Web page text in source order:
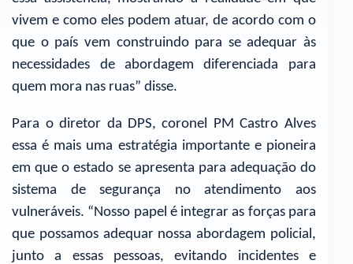
vivem e como eles podem atuar, de acordo com o
que o país vem construindo para se adequar às
necessidades de abordagem diferenciada para
quem mora nas ruas” disse.
Para o diretor da DPS, coronel PM Castro Alves
essa é mais uma estratégia importante e pioneira
em que o estado se apresenta para adequação do
sistema de segurança no atendimento aos
vulneráveis. “Nosso papel é integrar as forças para
que possamos adequar nossa abordagem policial,
junto a essas pessoas, evitando incidentes e